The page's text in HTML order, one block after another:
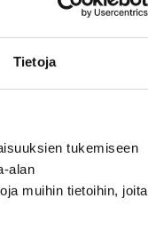
Tietoja
tukemiseen
alan
muihin tietoihin, joita